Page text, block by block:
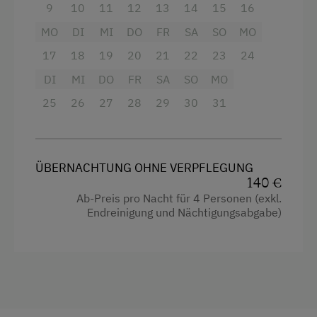
E-Bike-Verleih
Erlebniswanderung
Freibad
Dusche
Aussicht auf eine Berglandschaft
Bettwäsche kann vor Ort gemietet werden
Küchenausstattung
9
10
11
12
13
14
15
16
MO
17
DI
18
MI
19
DO
20
FR
21
SA
22
SO
23
MO
24
DI
25
MI
26
DO
27
FR
28
SA
29
SO
30
MO
31
ÜBERNACHTUNG OHNE VERPFLEGUNG
140 €
Ab-Preis pro Nacht für 4 Personen (exkl.
Endreinigung und Nächtigungsabgabe)